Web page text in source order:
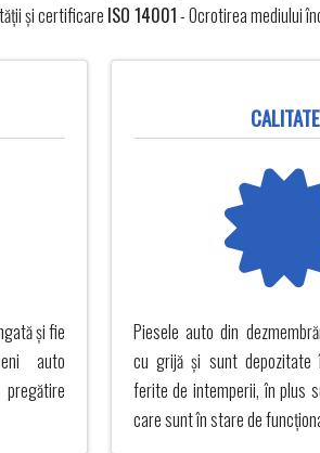
și certificare ISO 14001- Ocrotirea mediului
și fie
auto
CALITATE
Piesele auto din
cu grijă și sunt depozitate
ferite de intemperii, în plus
care sunt în stare de